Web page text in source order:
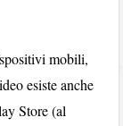
mobili,
esiste anche
Store (al